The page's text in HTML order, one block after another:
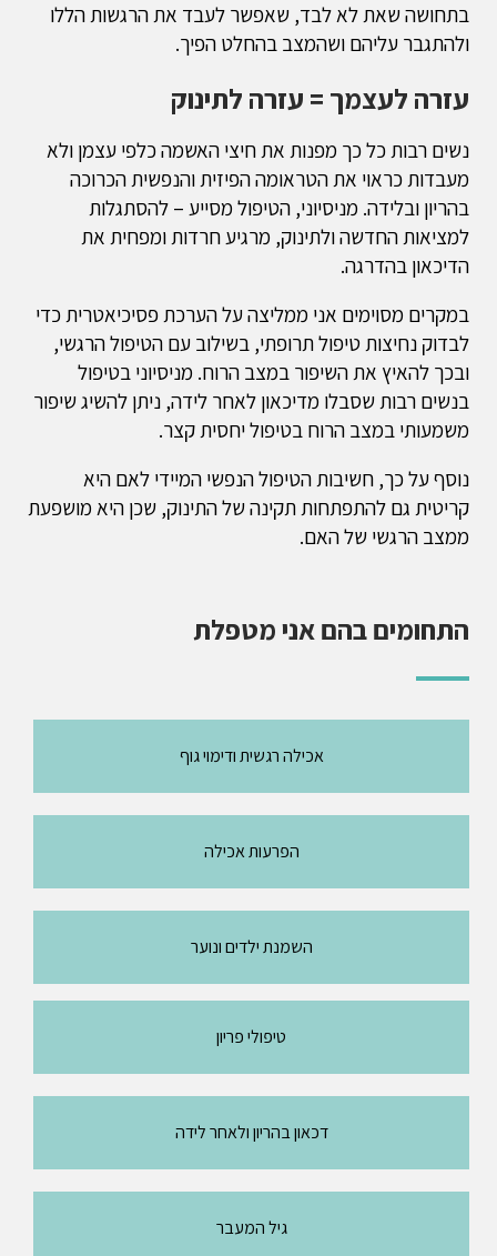
בתחושה שאת לא לבד, שאפשר לעבד את הרגשות הללו
ולהתגבר עליהם ושהמצב בהחלט הפיך.
עזרה לעצמך = עזרה לתינוק
נשים רבות כל כך מפנות את חיצי האשמה כלפי עצמן ולא
מעבדות כראוי את הטראומה הפיזית והנפשית הכרוכה
בהריון ובלידה. מניסיוני, הטיפול מסייע – להסתגלות
למציאות החדשה ולתינוק, מרגיע חרדות ומפחית את
הדיכאון בהדרגה.
במקרים מסוימים אני ממליצה על הערכת פסיכיאטרית כדי
לבדוק נחיצות טיפול תרופתי, בשילוב עם הטיפול הרגשי,
ובכך להאיץ את השיפור במצב הרוח. מניסיוני בטיפול
בנשים רבות שסבלו מדיכאון לאחר לידה, ניתן להשיג שיפור
משמעותי במצב הרוח בטיפול יחסית קצר.
נוסף על כך, חשיבות הטיפול הנפשי המיידי לאם היא
קריטית גם להתפתחות תקינה של התינוק, שכן היא מושפעת
ממצב הרגשי של האם.
התחומים בהם אני מטפלת
אכילה רגשית ודימוי גוף
הפרעות אכילה
השמנת ילדים ונוער
טיפולי פריון
דכאון בהריון ולאחר לידה
גיל המעבר